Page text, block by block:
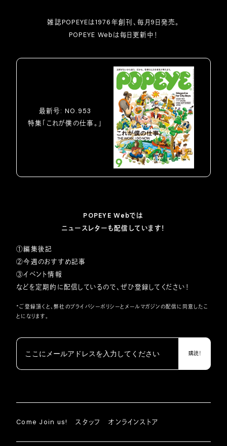
雑誌POPEYEは1976年創刊、毎月9日発売。
POPEYE Webは毎日更新中！
最新号: NO.953
特集「これが僕の仕事。」
POPEYE Webでは
ニュースレターも配信しています！
①編集後記
②今週のおすすめ記事
③イベント情報
などを定期的に配信しているので、ぜひ登録してください！
*ご登録頂くと、弊社のプライバシーポリシーとメールマガジンの配信に同意したこ
とになります。
Come Join us! スタッフ オンラインストア